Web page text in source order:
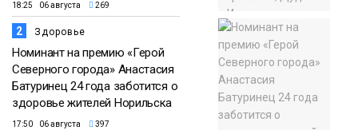
18:25 06 августа 269
2 Здоровье
Номинант на премию «Герой
Северного города» Анастасия
Батуринец 24 года заботится о
здоровье жителей Норильска
17:50 06 августа 397